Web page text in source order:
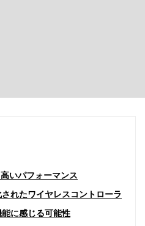
いパフォーマンス
れたワイヤレスコントローラ
に感じる可能性